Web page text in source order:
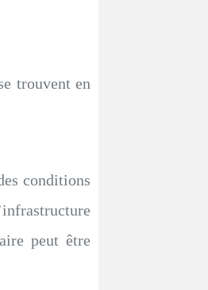
trouvent en
conditions
peut être